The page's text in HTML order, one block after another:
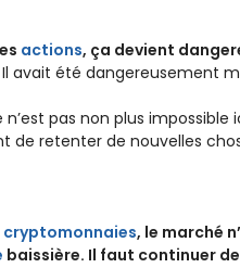
actions, ça devient
avait été dangereusement
n’est pas non plus
de retenter de nouvelles
cryptomonnaies, le marché
baissière. Il faut continuer